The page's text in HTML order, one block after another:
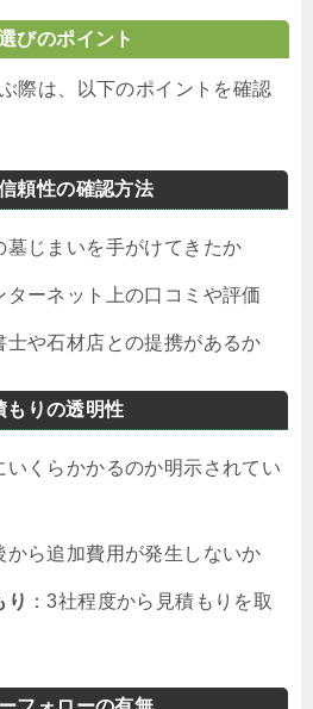
びのポイント
際は、以下のポイントを確認
頼性の確認方法
墓じまいを手がけてきたか
ターネット上の口コミや評価
士や石材店との提携があるか
もりの透明性
いくらかかるのか明示されてい
から追加費用が発生しないか
り ：3社程度から見積もりを取